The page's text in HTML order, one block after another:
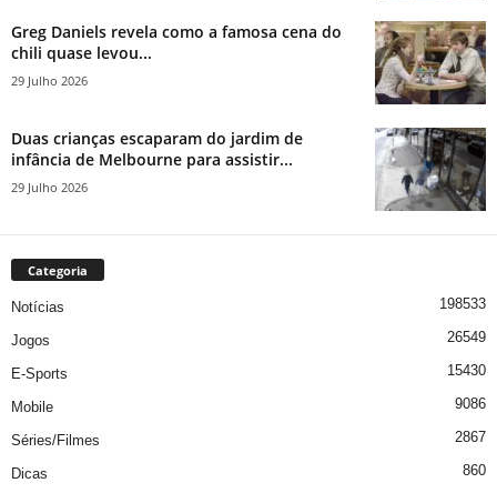
Greg Daniels revela como a famosa cena do
chili quase levou...
29 Julho 2026
Duas crianças escaparam do jardim de
infância de Melbourne para assistir...
29 Julho 2026
Categoria
Notícias 198533
Jogos 26549
E-Sports 15430
Mobile 9086
Séries/Filmes 2867
Dicas 860